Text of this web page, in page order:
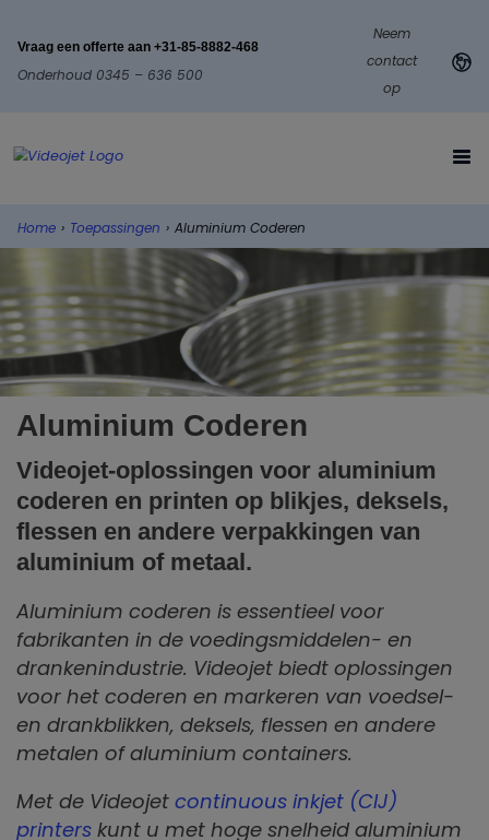
Vraag een offerte aan +31-85-8882-468
Onderhoud 0345 – 636 500
Neem
contact
op
Home › Toepassingen › Aluminium Coderen
Aluminium Coderen
Videojet-oplossingen voor aluminium
coderen en printen op blikjes, deksels,
flessen en andere verpakkingen van
aluminium of metaal.
Aluminium coderen is essentieel voor
fabrikanten in de voedingsmiddelen- en
drankenindustrie. Videojet biedt oplossingen
voor het coderen en markeren van voedsel-
en drankblikken, deksels, flessen en andere
metalen of aluminium containers.
Met de Videojet continuous inkjet (CIJ)
printers kunt u met hoge snelheid aluminium